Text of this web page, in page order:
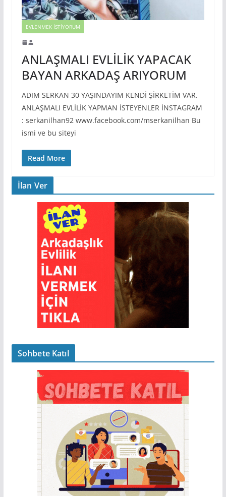
EVLENMEK İSTIYORUM
ANLAŞMALI EVLİLİK YAPACAK
BAYAN ARKADAŞ ARIYORUM
ADIM SERKAN 30 YAŞINDAYIM KENDİ ŞİRKETİM VAR.
ANLAŞMALI EVLİLİK YAPMAN İSTEYENLER İNSTAGRAM
: serkanilhan92 www.facebook.com/mserkanilhan Bu
ismi ve bu siteyi
Read More
İlan Ver
Sohbete Katıl